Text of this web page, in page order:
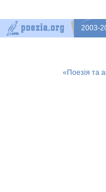
2003-
«Поезія та